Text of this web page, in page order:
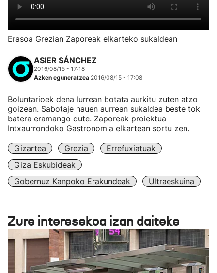
Erasoa Grezian Zaporeak elkarteko sukaldean
ASIER SÁNCHEZ
2016/08/15 - 17:18
Azken eguneratzea 2016/08/15 - 17:08
Boluntarioek dena lurrean botata aurkitu zuten atzo
goizean. Sabotaje hauen aurrean sukaldea beste toki
batera eramango dute. Zaporeak proiektua
Intxaurrondoko Gastronomia elkartean sortu zen.
Gizartea Grezia
Errefuxiatuak
Giza Eskubideak
Gobernuz Kanpoko Erakundeak
Ultraeskuina
Zure interesekoa izan daiteke